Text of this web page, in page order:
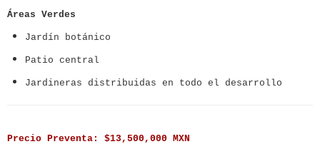
Áreas Verdes
Jardín botánico
Patio central
Jardineras distribuidas en todo el desarrollo
Precio Preventa: $13,500,000 MXN